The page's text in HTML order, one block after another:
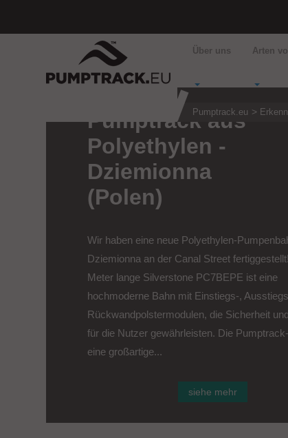
Über uns Arten
Pumptrack.eu
Pumptrack aus
Polyethylen -
Dziemionna
(Polen)
Wir haben eine neue Polyethylen-
Dziemionna an der Canal Street
Meter lange Silverstone PC7BEPE ist eine
hochmoderne Bahn mit Einstiegs-,
Rückwandpolstermodulen, die Sicherheit
für die Nutzer gewährleisten. Die
eine großartige...
siehe mehr